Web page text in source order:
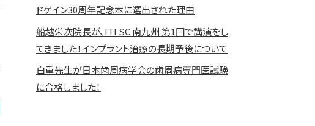
ドゲイン30周年記念本に選出された理由
船越栄次院長が、ITI SC 南九州 第1回で講演をし
てきました！インプラント治療の長期予後について
白重先生が日本歯周病学会の歯周病専門医試験
に合格しました！